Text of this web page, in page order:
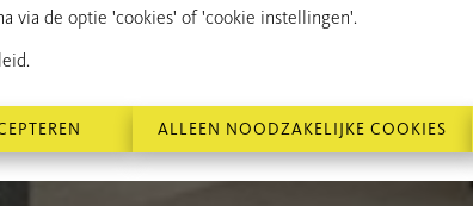
via de optie 'cookies' of 'cookie instellingen'.
.
ALLEEN NOODZAKELIJKE COOKIES